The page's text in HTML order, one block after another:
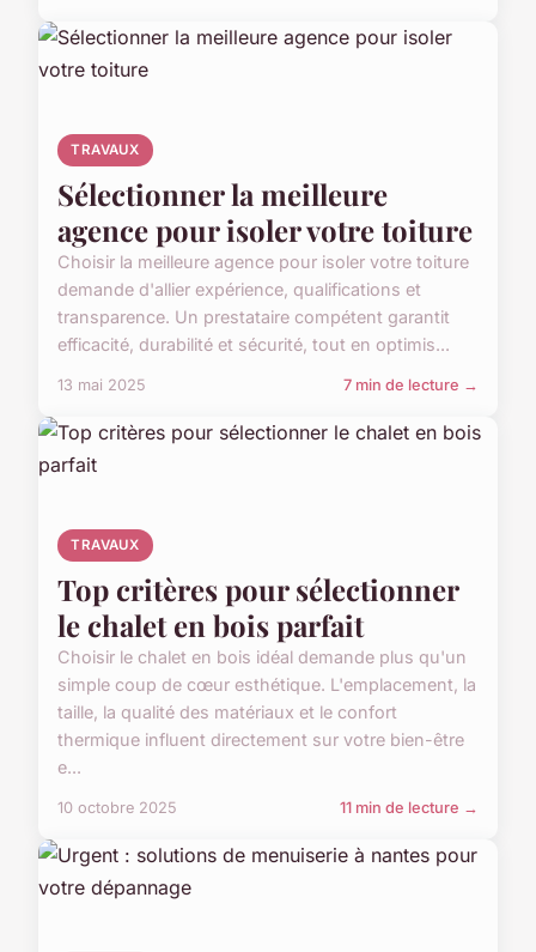
TRAVAUX
Sélectionner la meilleure
agence pour isoler votre toiture
Choisir la meilleure agence pour isoler votre toiture
demande d'allier expérience, qualifications et
transparence. Un prestataire compétent garantit
efficacité, durabilité et sécurité, tout en optimis...
13 mai 2025 7 min de lecture →
TRAVAUX
Top critères pour sélectionner
le chalet en bois parfait
Choisir le chalet en bois idéal demande plus qu'un
simple coup de cœur esthétique. L'emplacement, la
taille, la qualité des matériaux et le confort
thermique influent directement sur votre bien-être
e...
10 octobre 2025 11 min de lecture →